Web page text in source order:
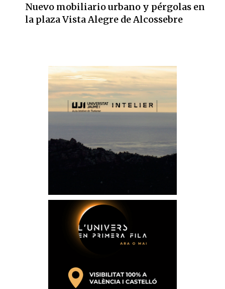
Nuevo mobiliario urbano y pérgolas en
la plaza Vista Alegre de Alcossebre